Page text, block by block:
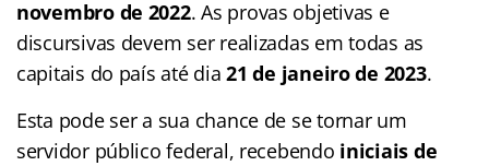
novembro de 2022. As provas objetivas e
discursivas devem ser realizadas em todas as
capitais do país até dia21 de janeiro de 2023.
Esta pode ser a sua chance de se tornar um
servidor público federal, recebendo iniciais de